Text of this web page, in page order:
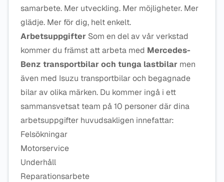
samarbete. Mer utveckling. Mer möjligheter. Mer
glädje. Mer för dig, helt enkelt.
Arbetsuppgifter Som en del av vår verkstad
kommer du främst att arbeta med Mercedes-
Benz transportbilar och tunga lastbilar men
även med Isuzu transportbilar och begagnade
bilar av olika märken. Du kommer ingå i ett
sammansvetsat team på 10 personer där dina
arbetsuppgifter huvudsakligen innefattar:
Felsökningar
Motorservice
Underhåll
Reparationsarbete